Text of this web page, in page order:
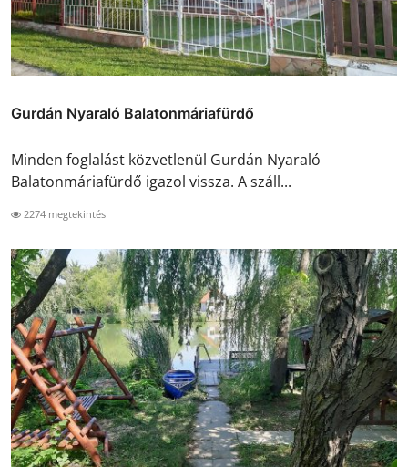
Gurdán Nyaraló Balatonmáriafürdő
Minden foglalást közvetlenül Gurdán Nyaraló
Balatonmáriafürdő igazol vissza. A száll...
2274 megtekintés